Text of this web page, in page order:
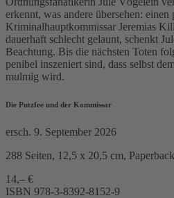
erkennt, was andere übersehen: einen
Kriminalhauptkommissar Jeremias
dauerhaft schlecht gelaunt, schenkt
Beachtung. Bis die nächsten Toten
penibel inszeniert sind, dass selbst
mulmig wird.
Die Putzfee und der Kommissar
ersch. 9. September 2026
288 Seiten, 12,5 x 20,5 cm,
14,– €
ISBN 978-3-8392-8152-9